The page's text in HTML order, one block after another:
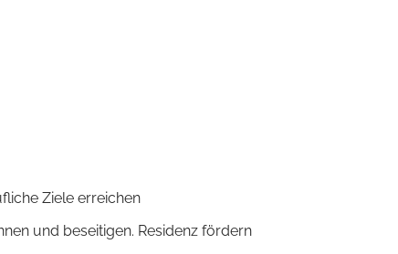
Ziele erreichen
und beseitigen. Residenz fördern